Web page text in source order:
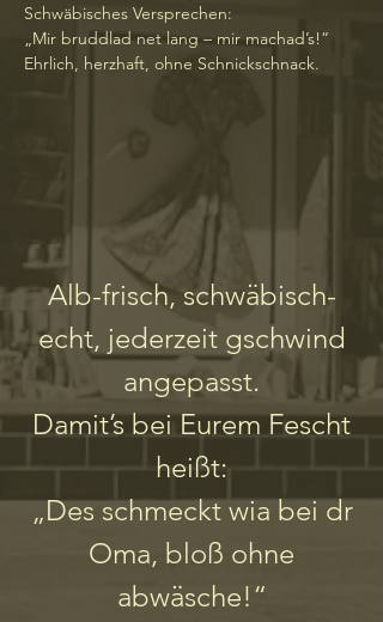
Schwäbisches Versprechen:
„Mir bruddlad net lang – mir machad’s!“
Ehrlich, herzhaft, ohne Schnickschnack.
Alb-frisch, schwäbisch-
echt, jederzeit gschwind
angepasst.
Damit’s bei Eurem Fescht
heißt:
„Des schmeckt wia bei dr
Oma, bloß ohne
abwäsche!“